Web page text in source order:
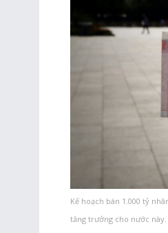
Kế hoạch bán 1.000 tỷ
tăng trưởng cho nước này.